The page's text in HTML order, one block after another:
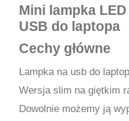
Mini lampka
USB do laptopa
Cechy główne
Lampka na usb do
Wersja slim na giętkim
Dowolnie możemy ją